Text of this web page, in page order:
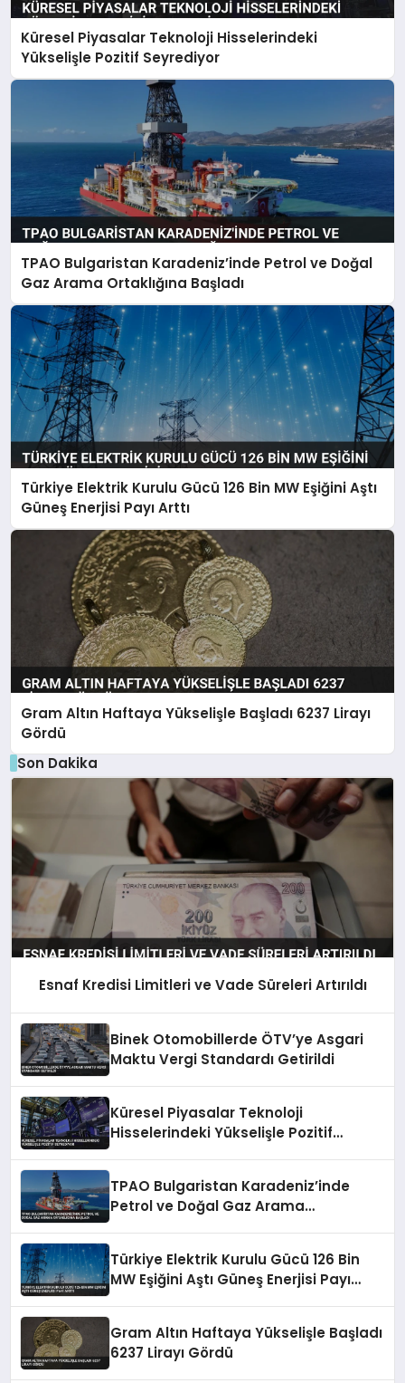
Küresel Piyasalar Teknoloji Hisselerindeki
Yükselişle Pozitif Seyrediyor
TPAO Bulgaristan Karadeniz’inde Petrol ve Doğal
Gaz Arama Ortaklığına Başladı
Türkiye Elektrik Kurulu Gücü 126 Bin MW Eşiğini Aştı
Güneş Enerjisi Payı Arttı
Gram Altın Haftaya Yükselişle Başladı 6237 Lirayı
Gördü
Son Dakika
Esnaf Kredisi Limitleri ve Vade Süreleri Artırıldı
Binek Otomobillerde ÖTV’ye Asgari
Maktu Vergi Standardı Getirildi
Küresel Piyasalar Teknoloji
Hisselerindeki Yükselişle Pozitif
TPAO Bulgaristan Karadeniz’inde
Petrol ve Doğal Gaz Arama
Türkiye Elektrik Kurulu Gücü 126 Bin
MW Eşiğini Aştı Güneş Enerjisi Payı
Gram Altın Haftaya Yükselişle Başladı
6237 Lirayı Gördü